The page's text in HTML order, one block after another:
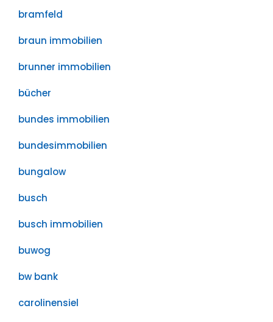
bramfeld
braun immobilien
brunner immobilien
bücher
bundes immobilien
bundesimmobilien
bungalow
busch
busch immobilien
buwog
bw bank
carolinensiel